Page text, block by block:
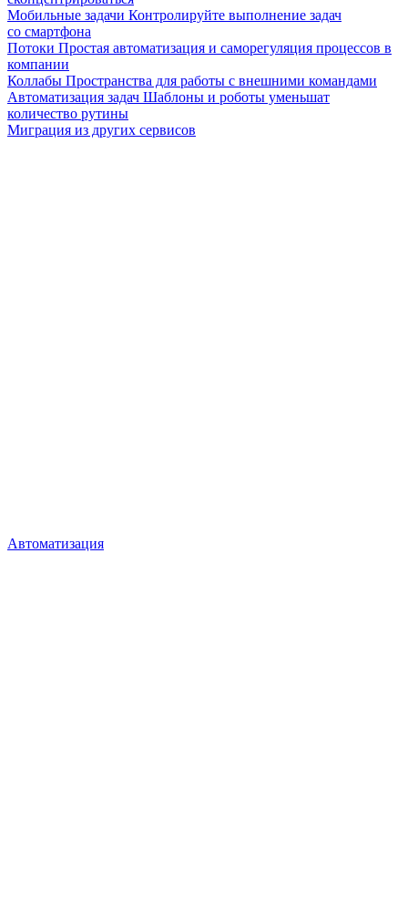
Мобильные задачи Контролируйте выполнение задач
со смартфона
Потоки Простая автоматизация и саморегуляция процессов в
компании
Коллабы Пространства для работы с внешними командами
Автоматизация задач Шаблоны и роботы уменьшат
количество рутины
Миграция из других сервисов
Автоматизация